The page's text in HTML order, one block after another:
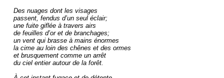
Des nuages dont les visages
passent, fendus d’un seul éclair;
une fuite giflée à travers airs
de feuilles d’or et de branchages;
un vent qui brasse à mains énormes
la cime au loin des chênes et des ormes
et brusquement comme un arrêt
du ciel entier autour de la forêt.